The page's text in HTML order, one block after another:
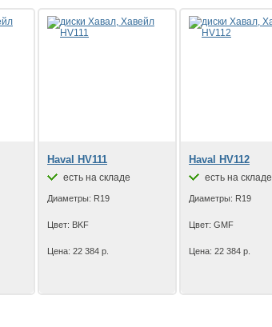
Haval HV111
есть на складе
Диаметры: R19
Цвет: BKF
Цена: 22 384 р.
Haval HV112
есть на складе
Диаметры: R19
Цвет: GMF
Цена: 22 384 р.